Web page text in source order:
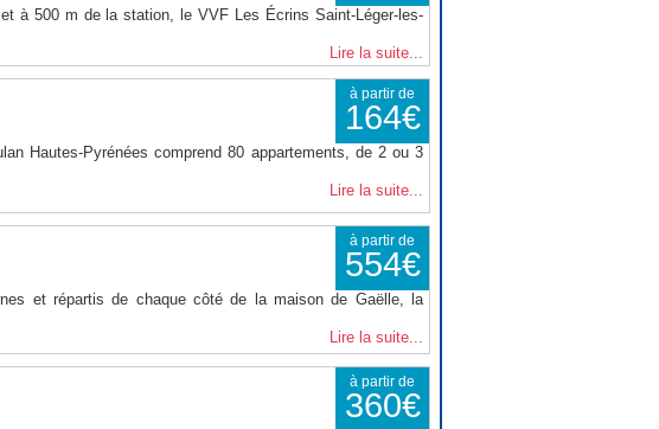
à 500 m de la station, le VVF Les Écrins Saint-Léger-les-
Lire la suite...
à partir de
164€
Hautes-Pyrénées comprend 80 appartements, de 2 ou 3
Lire la suite...
à partir de
554€
et répartis de chaque côté de la maison de Gaëlle, la
Lire la suite...
à partir de
360€